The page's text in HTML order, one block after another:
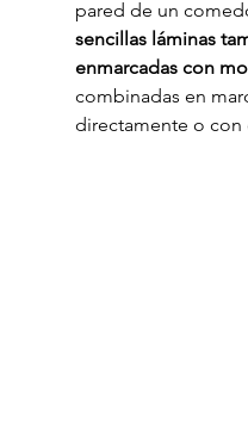
pared de un
sencillas láminas
enmarcadas con
combinadas en
directamente o con